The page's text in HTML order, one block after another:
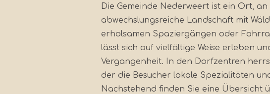
Die Gemeinde Nederweert ist ein Ort,
abwechslungsreiche Landschaft mit
erholsamen Spaziergängen oder
lässt sich auf vielfältige Weise erleben
Vergangenheit. In den Dorfzentren
der die Besucher lokale Spezialitäten
Nachstehend finden Sie eine Übersicht